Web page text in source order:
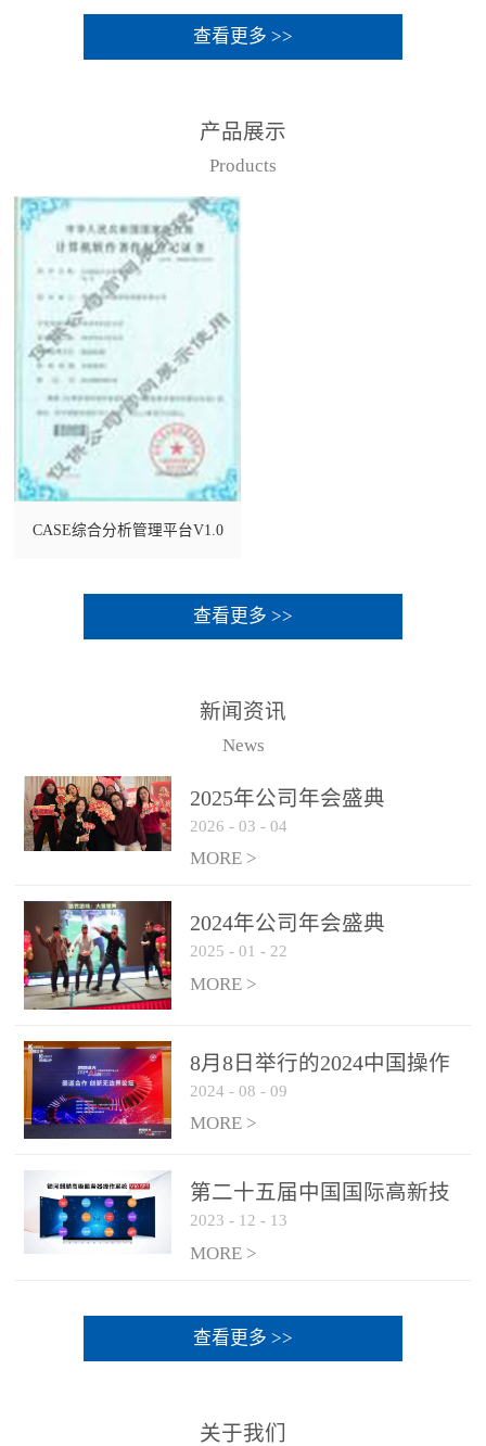
查看更多 >>
产品展示
Products
CASE综合分析管理平台V1.0
查看更多 >>
新闻资讯
News
2025年公司年会盛典
2026 - 03 - 04
MORE >
2024年公司年会盛典
2025 - 01 - 22
MORE >
8月8日举行的2024中国操作
系统产业大会渠道论坛，科
网通荣获区域营销优质伙伴
2024 - 08 - 09
MORE >
第二十五届中国国际高新技
术成果交易会 银河麒麟高级
服务器操作系统荣获 “优秀
2023 - 12 - 13
MORE >
查看更多 >>
关于我们